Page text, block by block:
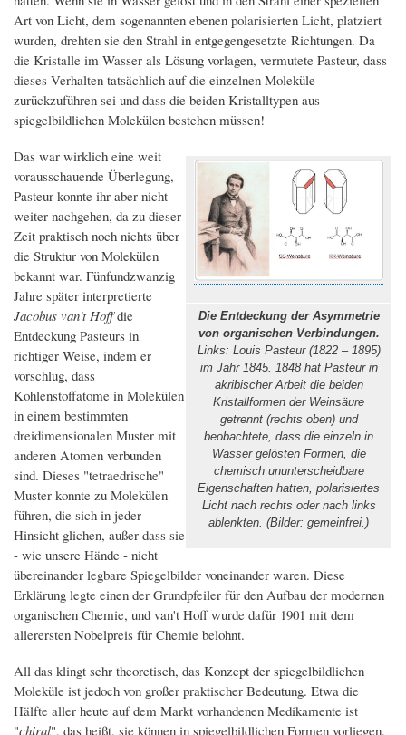
Art von Licht, dem sogenannten ebenen polarisierten Licht, platziert
wurden, drehten sie den Strahl in entgegengesetzte Richtungen. Da
die Kristalle im Wasser als Lösung vorlagen, vermutete Pasteur, dass
dieses Verhalten tatsächlich auf die einzelnen Moleküle
zurückzuführen sei und dass die beiden Kristalltypen aus
spiegelbildlichen Molekülen bestehen müssen!
Die Entdeckung der Asymmetrie
von organischen Verbindungen.
Links: Louis Pasteur (1822 – 1895)
im Jahr 1845. 1848 hat Pasteur in
akribischer Arbeit die beiden
Kristallformen der Weinsäure
getrennt (rechts oben) und
beobachtete, dass die einzeln in
Wasser gelösten Formen, die
chemisch ununterscheidbare
Eigenschaften hatten, polarisiertes
Licht nach rechts oder nach links
ablenkten. (Bilder: gemeinfrei.)
Das war wirklich eine weit
vorausschauende Überlegung,
Pasteur konnte ihr aber nicht
weiter nachgehen, da zu dieser
Zeit praktisch noch nichts über
die Struktur von Molekülen
bekannt war. Fünfundzwanzig
Jahre später interpretierte
Jacobus van't Hoffdie
Entdeckung Pasteurs in
richtiger Weise, indem er
vorschlug, dass
Kohlenstoffatome in Molekülen
in einem bestimmten
dreidimensionalen Muster mit
anderen Atomen verbunden
sind. Dieses "tetraedrische"
Muster konnte zu Molekülen
führen, die sich in jeder
Hinsicht glichen, außer dass sie
- wie unsere Hände - nicht
übereinander legbare Spiegelbilder voneinander waren. Diese
Erklärung legte einen der Grundpfeiler für den Aufbau der modernen
organischen Chemie, und van't Hoff wurde dafür 1901 mit dem
allerersten Nobelpreis für Chemie belohnt.
All das klingt sehr theoretisch, das Konzept der spiegelbildlichen
Moleküle ist jedoch von großer praktischer Bedeutung. Etwa die
Hälfte aller heute auf dem Markt vorhandenen Medikamente ist
"chiral", das heißt, sie können in spiegelbildlichen Formen vorliegen,